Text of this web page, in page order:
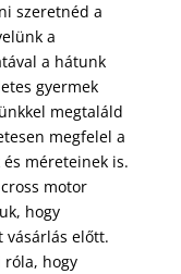
szeretnéd a
a
a hátunk
gyermek
megtaláld
megfelel a
méreteinek is.
motor
hogy
előtt.
hogy